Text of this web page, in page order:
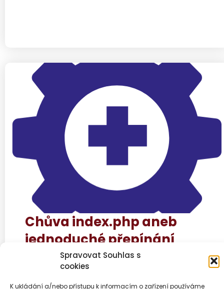
Spravovat Souhlas s
cookies
K ukládání a/nebo přístupu k informacím o zařízení používáme
Chůva index.php aneb
jednoduché přepínání
stránek v PHP